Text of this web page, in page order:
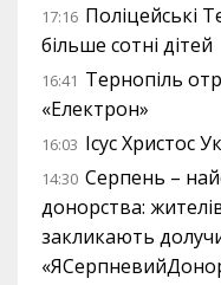
17:16 Поліцейські
більше сотні дітей
16:41 Тернопіль
«Електрон»
16:03 Ісус Христос
14:30 Серпень –
донорства:
закликають